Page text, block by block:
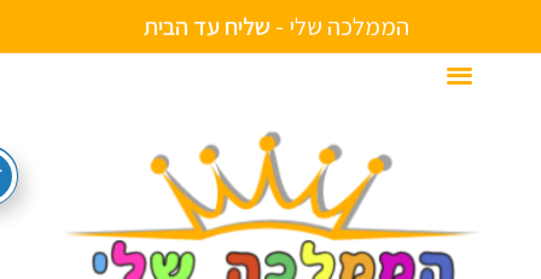
הממלכה שלי -ש ל יחעד הב ת